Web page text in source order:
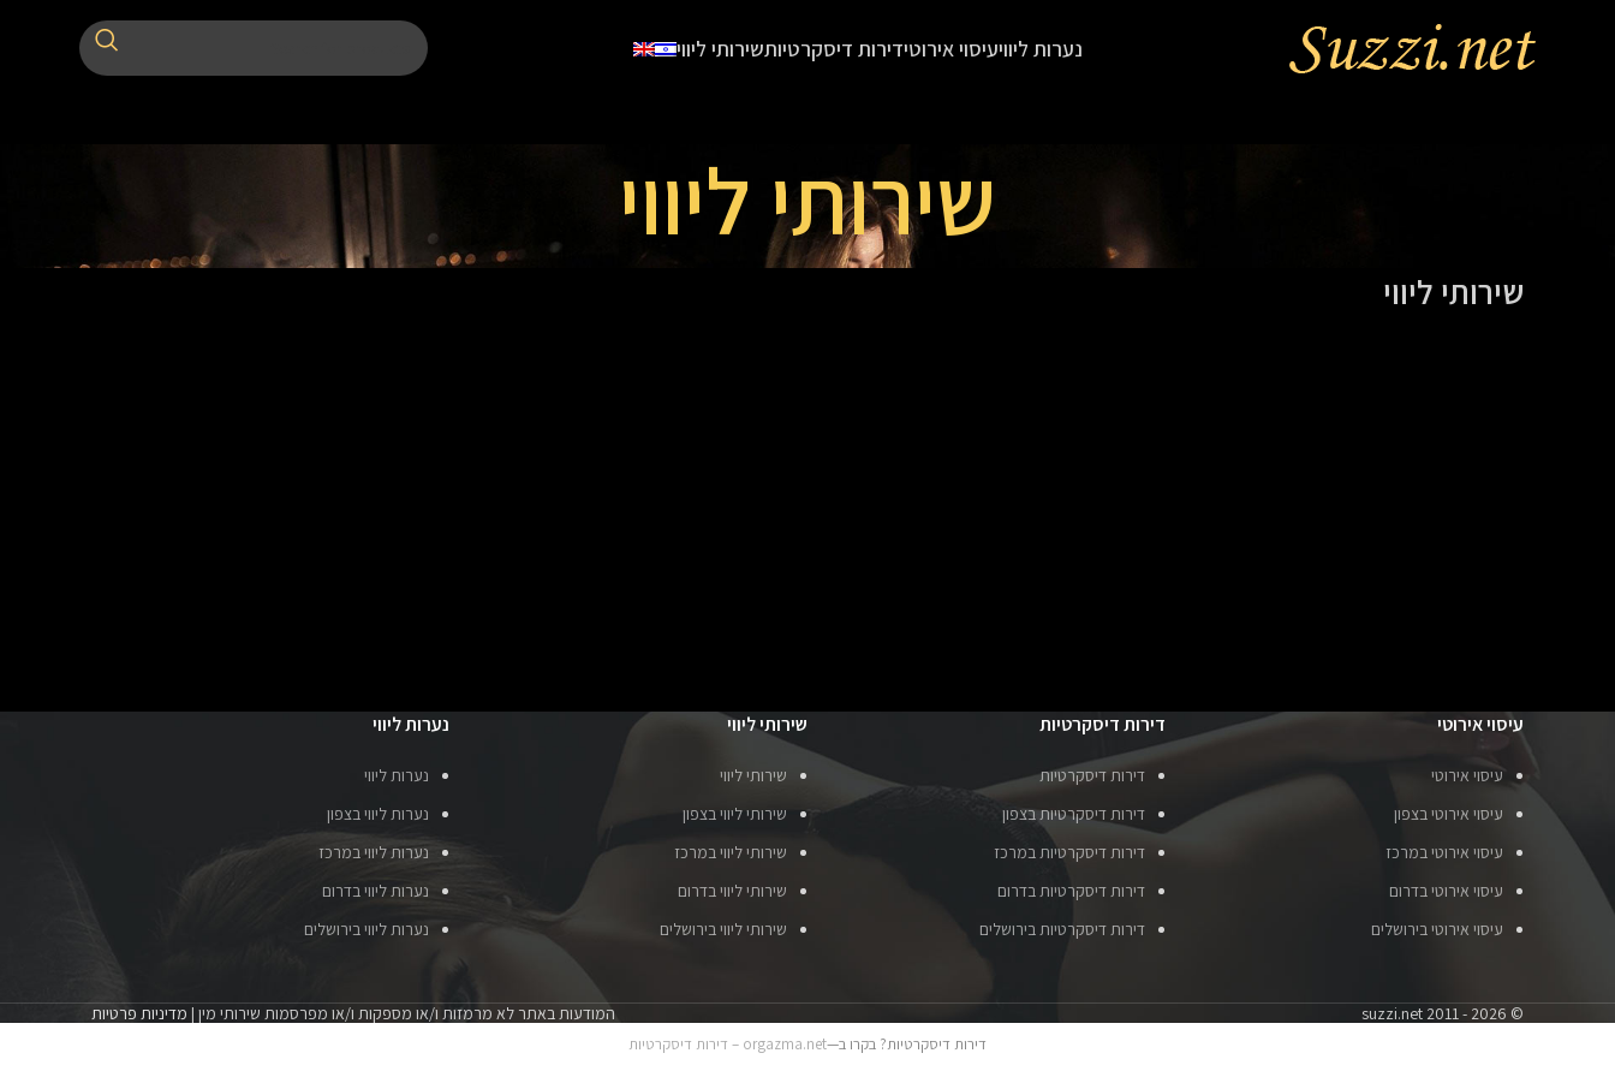
נערות ליוויעיסוי אירוטידירות דיסקרטיותשירותי ליווי
שירותי ליווי
שירותי ליווי
עיסוי אירוטי
עיסוי אירוטי
עיסוי אירוטי בצפון
עיסוי אירוטי במרכז
עיסוי אירוטי בדרום
עיסוי אירוטי בירושלים
דירות דיסקרטיות
דירות דיסקרטיות
דירות דיסקרטיות בצפון
דירות דיסקרטיות במרכז
דירות דיסקרטיות בדרום
דירות דיסקרטיות בירושלים
שירותי ליווי
שירותי ליווי
שירותי ליווי בצפון
שירותי ליווי במרכז
שירותי ליווי בדרום
שירותי ליווי בירושלים
נערות ליווי
נערות ליווי
נערות ליווי בצפון
נערות ליווי במרכז
נערות ליווי בדרום
נערות ליווי בירושלים
© suzzi.net 2011 - 2026 המודעות באתר לא מרמזות ו/או מספקות ו/או מפרסמות שירותי מין | מדיניות פרטיות
דירות דיסקרטיות? בקרו ב—orgazma.net – דירות דיסקרטיות